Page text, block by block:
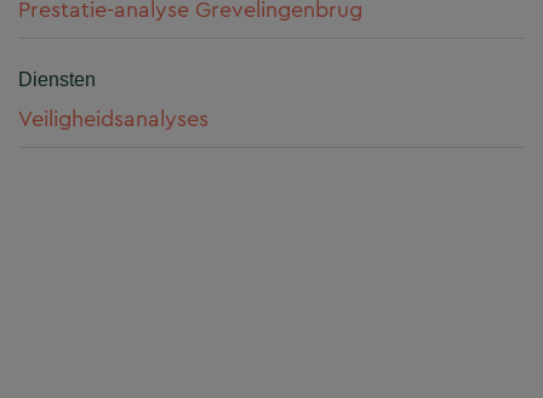
Prestatie-analyse Grevelingenbrug
Diensten
Veiligheidsanalyses